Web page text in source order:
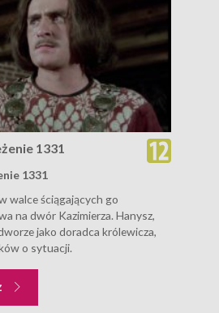
1331
1331
walce ściągających go
na dwór Kazimierza. Hanysz,
jako doradca królewicza,
o sytuacji.